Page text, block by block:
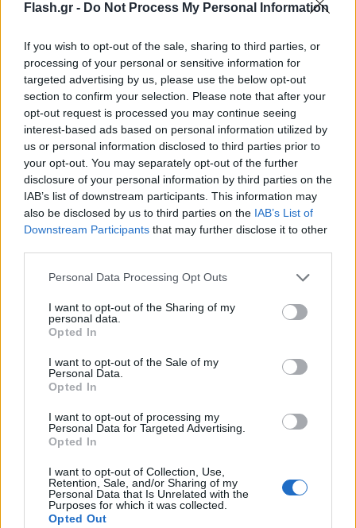
Flash.gr - Do Not Process My Personal Information
If you wish to opt-out of the sale, sharing to third parties, or
processing of your personal or sensitive information for
targeted advertising by us, please use the below opt-out
section to confirm your selection. Please note that after your
opt-out request is processed you may continue seeing
interest-based ads based on personal information utilized by
us or personal information disclosed to third parties prior to
your opt-out. You may separately opt-out of the further
disclosure of your personal information by third parties on the
IAB’s list of downstream participants. This information may
also be disclosed by us to third parties on the IAB’s List of
Downstream Participants that may further disclose it to other
Please note that this website/app uses one or more Google
not limited to your visit or usage behaviour. You may click to
grant or deny consent to Google and its third-party tags to
use your data for below specified purposes in below Google
consent section.
Personal Data Processing Opt Outs
I want to opt-out of the Sharing of my
personal data.
Opted In
I want to opt-out of the Sale of my
Personal Data.
Opted In
I want to opt-out of processing my
Personal Data for Targeted Advertising.
Opted In
I want to opt-out of Collection, Use,
Retention, Sale, and/or Sharing of my
Personal Data that Is Unrelated with the
Purposes for which it was collected.
Opted Out
«Δεν είναι η πρώτη φορά που έχω αναφερθεί στο
casus belli. Είναι μια ιστορική ανορθογραφία, η
οποία δεν συνάδει ούτε με τη Διακήρυξη των
Αθηνών ούτε με το καλό κλίμα που θέλουμε να
χτίσουμε ως δύο γειτονικές χώρες. Έχει έρθει η
ώρα πια να την αφήσουμε πίσω», διεμήνυσε ο
Κυριάκος Μητσοτάκης,που έθεσε για δεύτερη
εδάφουςκαι μάλιστα αυτή τη φορά ενώπιον των
31ενός ηγετών των κρατών μελών της Συμμαχίας.
Πάντως, οι σχετικές δηλώσεις του Τούρκου
προέδρου ότι «σχεδόν κανένας Τούρκος δεν ξέρει
τι είναι ( το casus belli ) , ας μην απασχολούμε τους
λαούς μας με αυτά» προκάλεσε αν μη τι άλλο
αίσθηση και πιθανόν να προδίδει αμηχανία και
εκνευρισμό, καθώς είναι σαφές ότι οι δηλώσεις του
Έλληνα πρωθυπουργού επισκίασαν τη «γιορτή»,